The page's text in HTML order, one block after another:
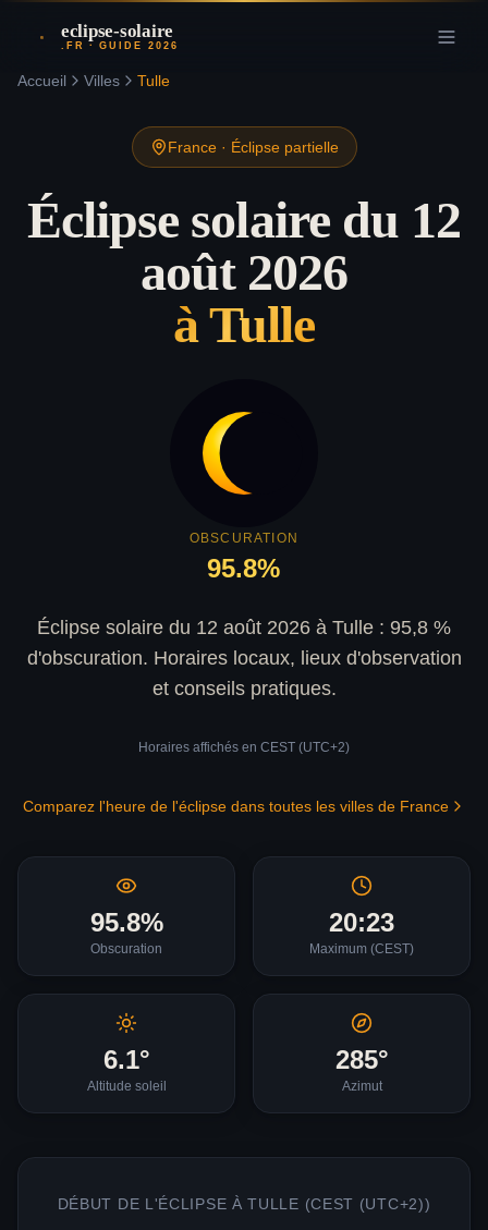
eclipse-solaire
.FR · GUIDE 2026
Accueil Villes Tulle
France· Éclipse partielle
Éclipse solaire du 12
août 2026
àTulle
OBSCURATION
95.8%
Éclipse solaire du 12 août 2026 à Tulle : 95,8 %
d'obscuration. Horaires locaux, lieux d'observation
et conseils pratiques.
Horaires affichés en CEST (UTC+2)
Comparez l'heure de l'éclipse dans toutes les villes de France
95.8%
Obscuration
20:23
Maximum (CEST)
6.1°
Altitude soleil
285°
Azimut
DÉBUT DE L'ÉCLIPSE ÀTULLE (CEST (UTC+2))